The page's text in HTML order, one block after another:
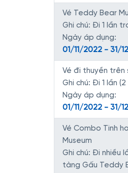
Vé Teddy Bear
Ghi chú: Đi 1 lần
Ngày áp dụng:
01/11/2022 - 31/
Vé đi thuyền trên
Ghi chú: Đi 1 lần
Ngày áp dụng:
01/11/2022 - 31/
Vé Combo Tinh
Museum
Ghi chú: Đi nhiều
tàng Gấu Teddy